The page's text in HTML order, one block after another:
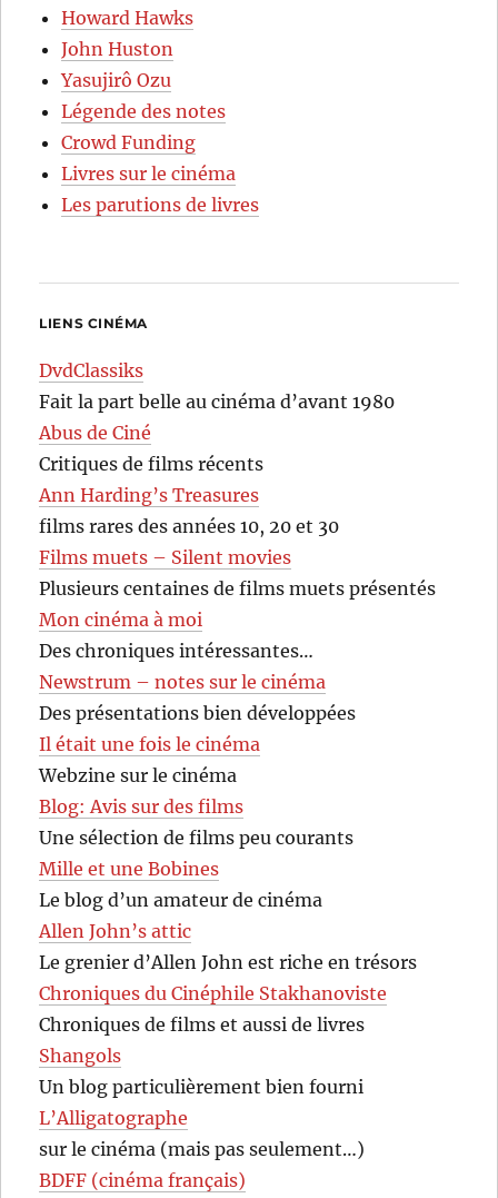
Howard Hawks
John Huston
Yasujirô Ozu
Légende des notes
Crowd Funding
Livres sur le cinéma
Les parutions de livres
LIENS CINÉMA
DvdClassiks
Fait la part belle au cinéma d’avant 1980
Abus de Ciné
Critiques de films récents
Ann Harding’s Treasures
films rares des années 10, 20 et 30
Films muets – Silent movies
Plusieurs centaines de films muets présentés
Mon cinéma à moi
Des chroniques intéressantes…
Newstrum – notes sur le cinéma
Des présentations bien développées
Il était une fois le cinéma
Webzine sur le cinéma
Blog: Avis sur des films
Une sélection de films peu courants
Mille et une Bobines
Le blog d’un amateur de cinéma
Allen John’s attic
Le grenier d’Allen John est riche en trésors
Chroniques du Cinéphile Stakhanoviste
Chroniques de films et aussi de livres
Shangols
Un blog particulièrement bien fourni
L’Alligatographe
sur le cinéma (mais pas seulement…)
BDFF (cinéma français)